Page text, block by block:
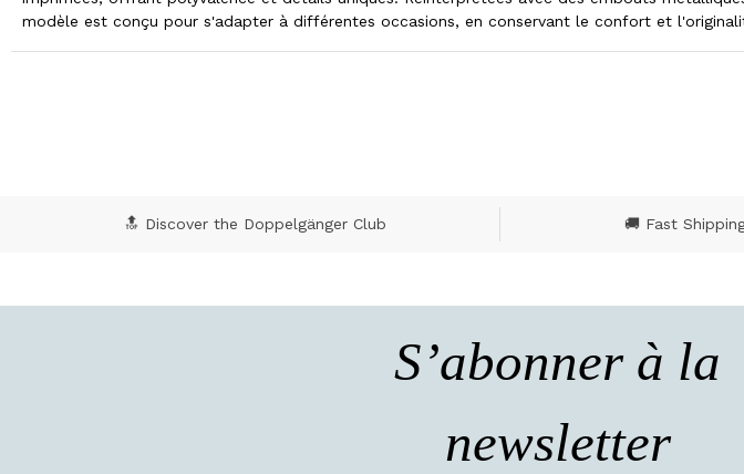
modèle est conçu pour s'adapter à différentes occasions, en conservant le confort et
🔝 Discover the Doppelgänger Club 🚚 Fast
S’abonner à la
newsletter